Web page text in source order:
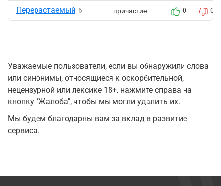
Перерастаемый 6 причастие 0 0
Уважаемые пользователи, если вы обнаружили слова
или синонимы, относящиеся к оскорбительной,
нецензурной или лексике 18+, нажмите справа на
кнопку "Жалоба", чтобы мы могли удалить их.
Мы будем благодарны вам за вклад в развитие
сервиса.